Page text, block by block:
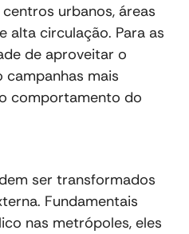
urbanos, áreas
alta circulação. Para as
de aproveitar o
campanhas mais
comportamento do
ser transformados
Fundamentais
nas metrópoles, eles